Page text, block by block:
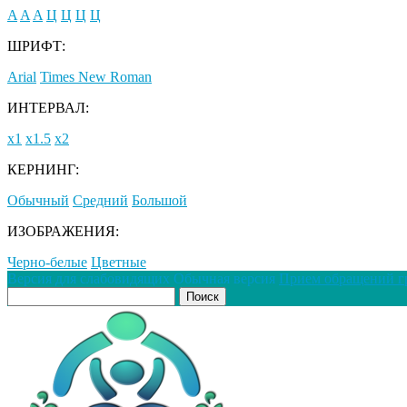
A A A Ц Ц Ц Ц
ШРИФТ:
Arial Times New Roman
ИНТЕРВАЛ:
х1 х1.5 х2
КЕРНИНГ:
Обычный Средний Большой
ИЗОБРАЖЕНИЯ:
Черно-белые Цветные
Версия для слабовидящих Обычная версия Прием обращений